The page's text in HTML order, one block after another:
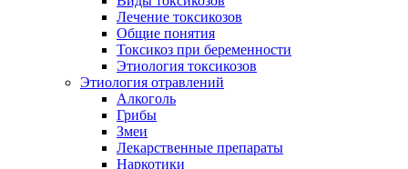
Лечение токсикозов
Общие понятия
Токсикоз при беременности
Этиология токсикозов
Этиология отравлений
Алкоголь
Грибы
Змеи
Лекарственные препараты
Наркотики